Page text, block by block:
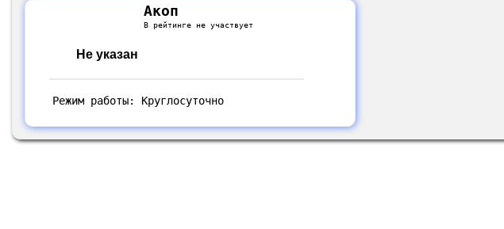
Акоп
В рейтинге не участвует
Не указан
Режим работы: Круглосуточно